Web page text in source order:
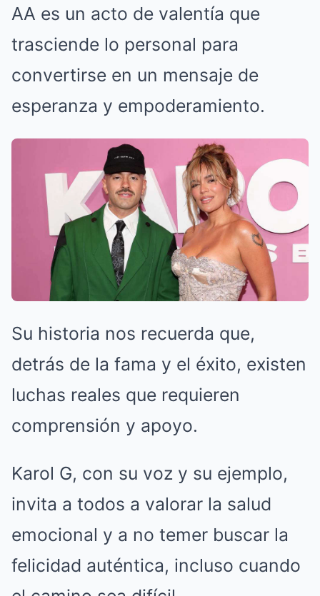
AA es un acto de valentía que
trasciende lo personal para
convertirse en un mensaje de
esperanza y empoderamiento.
Su historia nos recuerda que,
detrás de la fama y el éxito, existen
luchas reales que requieren
comprensión y apoyo.
Karol G, con su voz y su ejemplo,
invita a todos a valorar la salud
emocional y a no temer buscar la
felicidad auténtica, incluso cuando